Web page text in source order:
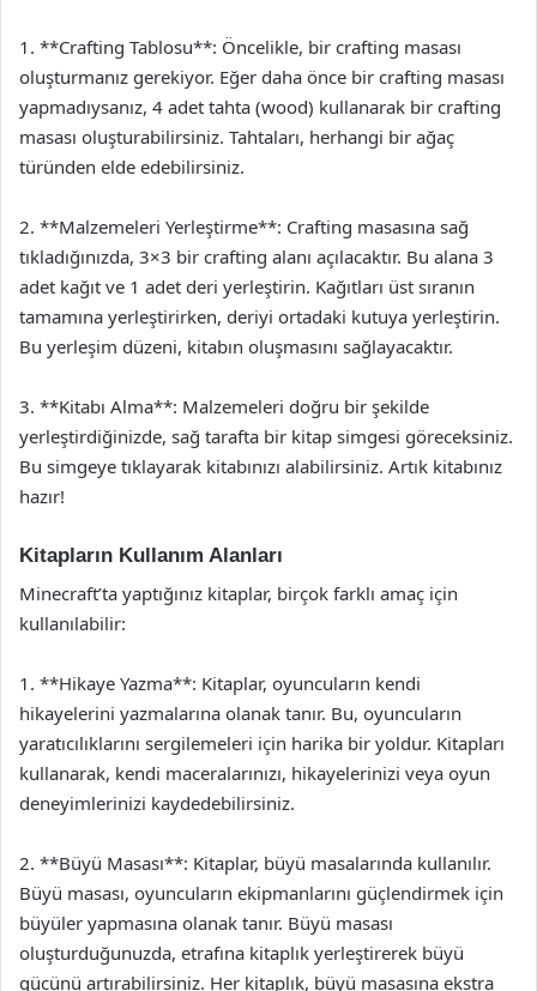
1. **Crafting Tablosu**: Öncelikle, bir crafting masası
oluşturmanız gerekiyor. Eğer daha önce bir crafting masası
yapmadıysanız, 4 adet tahta (wood) kullanarak bir crafting
masası oluşturabilirsiniz. Tahtaları, herhangi bir ağaç
türünden elde edebilirsiniz.
2. **Malzemeleri Yerleştirme**: Crafting masasına sağ
tıkladığınızda, 3×3 bir crafting alanı açılacaktır. Bu alana 3
adet kağıt ve 1 adet deri yerleştirin. Kağıtları üst sıranın
tamamına yerleştirirken, deriyi ortadaki kutuya yerleştirin.
Bu yerleşim düzeni, kitabın oluşmasını sağlayacaktır.
3. **Kitabı Alma**: Malzemeleri doğru bir şekilde
yerleştirdiğinizde, sağ tarafta bir kitap simgesi göreceksiniz.
Bu simgeye tıklayarak kitabınızı alabilirsiniz. Artık kitabınız
hazır!
Kitapların Kullanım Alanları
Minecraft’ta yaptığınız kitaplar, birçok farklı amaç için
kullanılabilir:
1. **Hikaye Yazma**: Kitaplar, oyuncuların kendi
hikayelerini yazmalarına olanak tanır. Bu, oyuncuların
yaratıcılıklarını sergilemeleri için harika bir yoldur. Kitapları
kullanarak, kendi maceralarınızı, hikayelerinizi veya oyun
deneyimlerinizi kaydedebilirsiniz.
2. **Büyü Masası**: Kitaplar, büyü masalarında kullanılır.
Büyü masası, oyuncuların ekipmanlarını güçlendirmek için
büyüler yapmasına olanak tanır. Büyü masası
oluşturduğunuzda, etrafına kitaplık yerleştirerek büyü
gücünü artırabilirsiniz. Her kitaplık, büyü masasına ekstra